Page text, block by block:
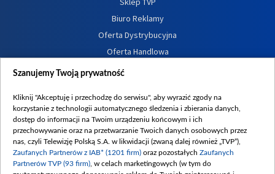
Biuro Reklamy
Oferta Dystrybucyjna
Oferta Handlowa
Dostępność
Procedura zgłoszeń wewnętrznych
Szanujemy Twoją prywatność
Kliknij "Akceptuję i przechodzę do serwisu", aby wyrazić zgody na
korzystanie z technologii automatycznego śledzenia i zbierania danych,
dostęp do informacji na Twoim urządzeniu końcowym i ich
przechowywanie oraz na przetwarzanie Twoich danych osobowych przez
nas, czyli Telewizję Polską S.A. w likwidacji (zwaną dalej również „TVP”),
Zaufanych Partnerów z IAB* (1201 firm) oraz pozostałych Zaufanych
Partnerów TVP (93 firm) , w celach marketingowych (w tym do